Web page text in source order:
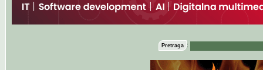
Pretraga :